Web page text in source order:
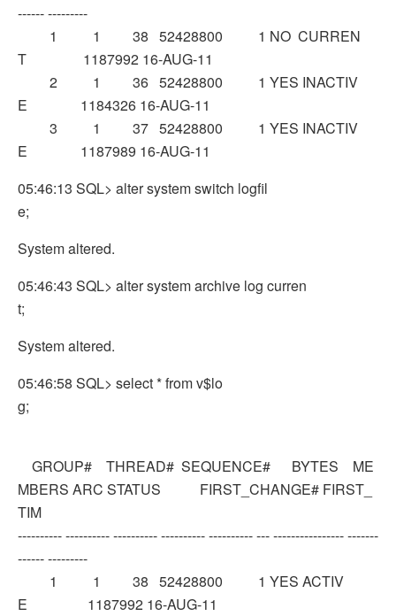
------ ---------
1 1 38 52428800 1 NO CURREN
T 1187992 16-AUG-11
2 1 36 52428800 1 YES INACTIV
E 1184326 16-AUG-11
3 1 37 52428800 1 YES INACTIV
E 1187989 16-AUG-11
05:46:13 SQL> alter system switch logfil
e;
System altered.
05:46:43 SQL> alter system archive log curren
t;
System altered.
05:46:58 SQL> select * from v$lo
g;
GROUP# THREAD# SEQUENCE# BYTES ME
MBERS ARC STATUS FIRST_CHANGE# FIRST_
TIM
---------- ---------- ---------- ---------- ---------- --- ---------------- -------
------ ---------
1 1 38 52428800 1 YES ACTIV
E 1187992 16-AUG-11